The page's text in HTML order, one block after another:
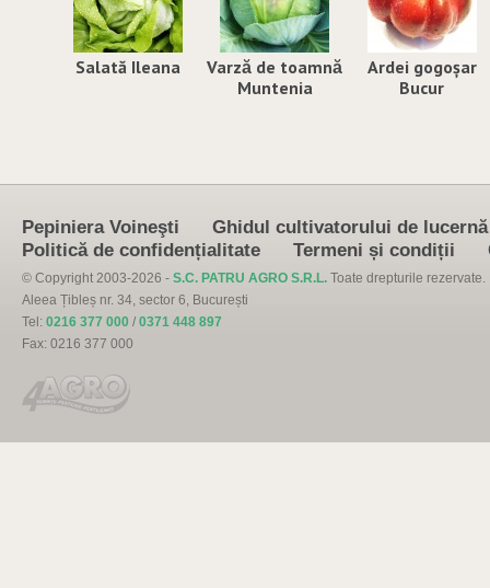
Salată Ileana
Varză de toamnă
Muntenia
Ardei gogoșar
Bucur
Pepiniera Voineşti
Ghidul cultivatorului de lucernă
Politică de confidențialitate
Termeni și condiții
© Copyright 2003-2026 - S.C. PATRU AGRO S.R.L. Toate drepturile rezervate.
Aleea Țibleș nr. 34, sector 6, București
Tel: 0216 377 000 / 0371 448 897
Fax: 0216 377 000